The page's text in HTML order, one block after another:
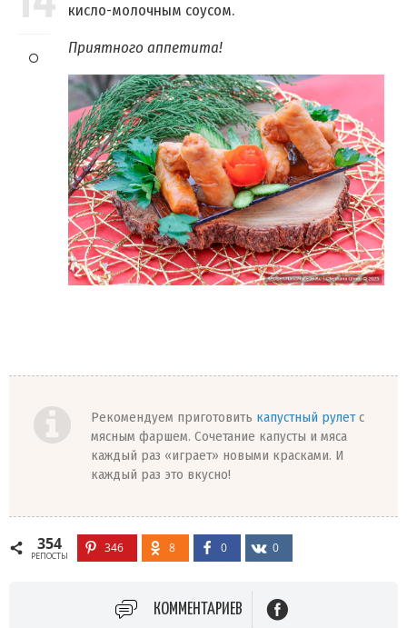
кисло-молочным соусом.
Приятного аппетита!
Рекомендуем приготовить капустный рулетс
мясным фаршем. Сочетание капусты и мяса
каждый раз «играет» новыми красками. И
каждый раз это вкусно!
354
РЕПОСТЫ
346 8 0 0
КОММЕНТАРИЕВ